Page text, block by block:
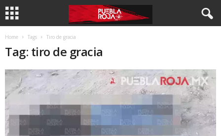
Home Tags Tiro de gracia
Tag: tiro de gracia